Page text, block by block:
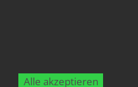
Alle akzeptieren